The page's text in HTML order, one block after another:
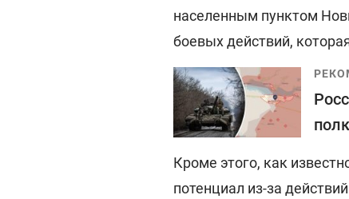
населенным пунктом
боевых действий,
Кроме этого, как
потенциал из-за